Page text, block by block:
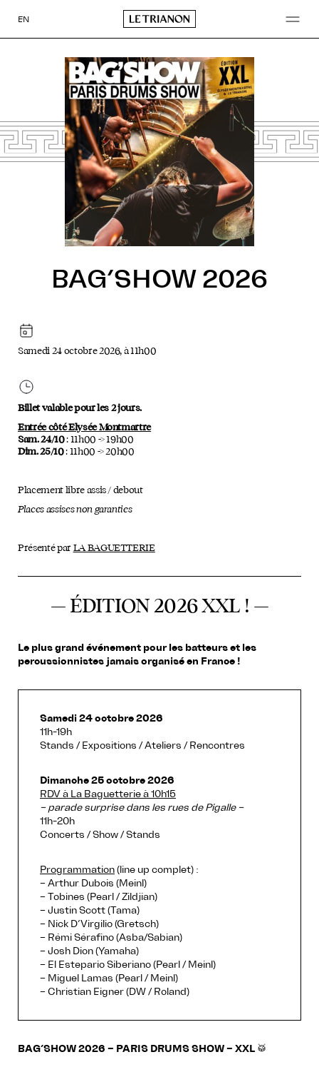
auEN
BAG’SHOW 2026
— ÉDITION 2026 XXL ! —
Le plus grand événement pour les batteurs et les
percussionnistes jamais organisé en France !
Samedi 24 octobre 2026
11h-19h
Stands / Expositions / Ateliers / Rencontres
Dimanche 25 octobre 2026
RDV à La Baguetterie à 10h15
– parade surprise dans les rues de Pigalle –
11h-20h
Concerts / Show / Stands
Programmation(line up complet) :
– Arthur Dubois (Meinl)
– Tobines (Pearl / Zildjian)
– Justin Scott (Tama)
– Nick D’Virgilio (Gretsch)
– Rémi Sérafino (Asba/Sabian)
– Josh Dion (Yamaha)
– El Estepario Siberiano (Pearl / Meinl)
– Miguel Lamas (Pearl / Meinl)
– Christian Eigner (DW / Roland)
BAG’SHOW 2026 – PARIS DRUMS SHOW – XXL 🥁
Samedi 24 octobre 2026, à 11h00
Billet valable pour les 2 jours.
Entrée côté Elysée Montmartre
Sam. 24/10: 11h00 -> 19h00
Dim. 25/10: 11h00 -> 20h00
Placement libre assis / debout
Places assises non garanties
Présenté par LA BAGUETTERIE